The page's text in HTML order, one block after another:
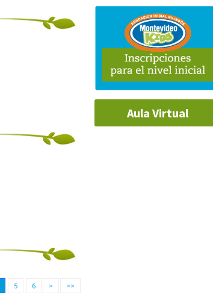
5 6 > >>
Aula Virtual